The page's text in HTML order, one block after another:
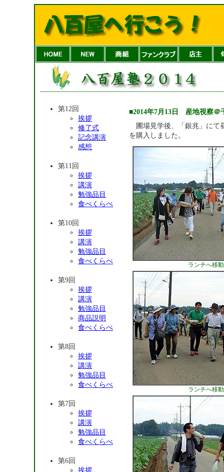
第12回
挨拶
修了式
記念講演
感想
第11回
挨拶
講演
勉強品目
食べくらべ
第10回
挨拶
講演
勉強品目
食べくらべ
第9回
挨拶
講演
勉強品目
商品説明
食べくらべ
第8回
挨拶
講演
勉強品目
食べくらべ
第7回
挨拶
講演
勉強品目
食べくらべ
第6回
挨拶
■2014年7月13日 産地視察
圃場見学後、「銀兆」にて
を購入しました。
ランチへ移
ランチへ移